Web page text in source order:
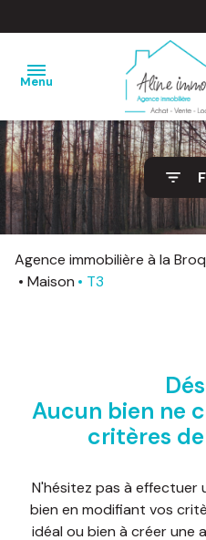
Menu
nos
ventes
nos
locations
estimation
barème
d'honoraires
contacter
Agence immobilière à la
Maison
T3
Aucun bien ne
critères
N'hésitez pas à effectuer
bien en modifiant vos
idéal ou bien à créer une